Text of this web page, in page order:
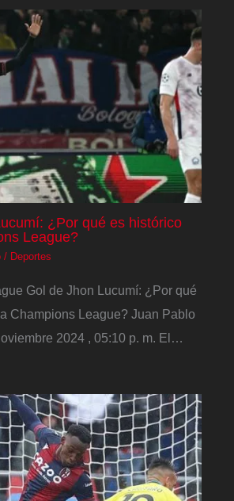
¿Por qué es histórico
League?
/ Deportes
Gol de Jhon Lucumí: ¿Por qué
Champions League? Juan Pablo
2024 , 05:10 p. m. El…